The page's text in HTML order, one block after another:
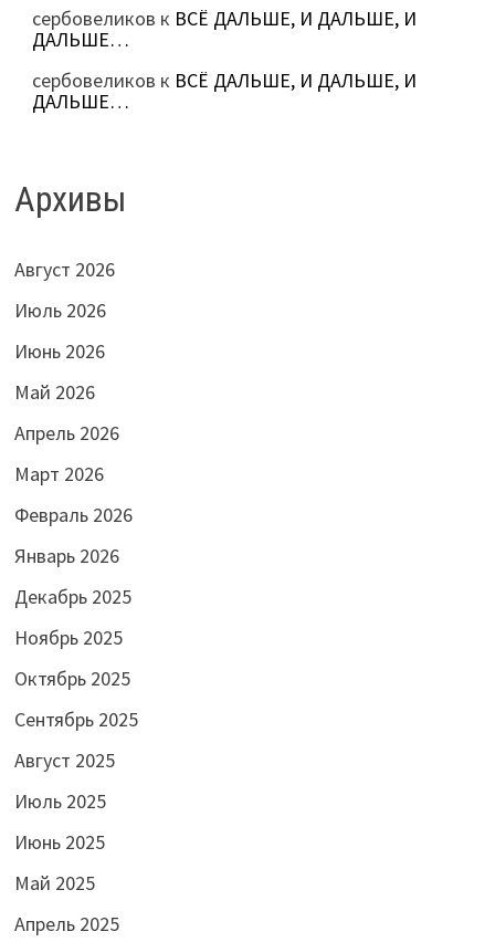
сербовеликов к ВСЁ ДАЛЬШЕ, И ДАЛЬШЕ, И
ДАЛЬШЕ…
сербовеликов к ВСЁ ДАЛЬШЕ, И ДАЛЬШЕ, И
ДАЛЬШЕ…
Архивы
Август 2026
Июль 2026
Июнь 2026
Май 2026
Апрель 2026
Март 2026
Февраль 2026
Январь 2026
Декабрь 2025
Ноябрь 2025
Октябрь 2025
Сентябрь 2025
Август 2025
Июль 2025
Июнь 2025
Май 2025
Апрель 2025